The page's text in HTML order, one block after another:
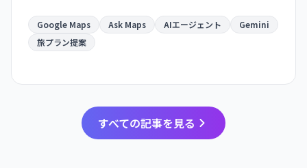
画がより便利になります。
Google Maps Ask Maps AIエージェント
Gemini
旅プラン提案
すべての記事を見る